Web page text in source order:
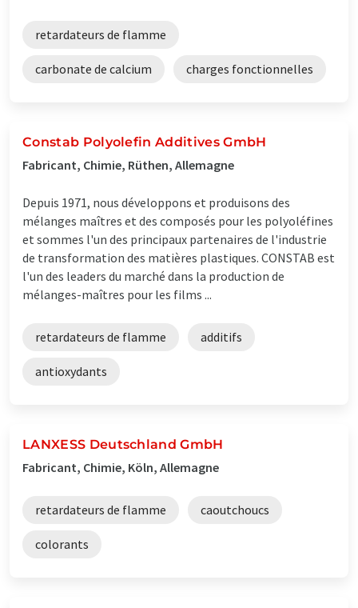
retardateurs de flamme
carbonate de calcium charges fonctionnelles
Constab Polyolefin Additives GmbH
Fabricant, Chimie, Rüthen, Allemagne
Depuis 1971, nous développons et produisons des
mélanges maîtres et des composés pour les polyoléfines
et sommes l'un des principaux partenaires de l'industrie
de transformation des matières plastiques. CONSTAB est
l'un des leaders du marché dans la production de
mélanges-maîtres pour les films ...
retardateurs de flamme additifs
antioxydants
LANXESS Deutschland GmbH
Fabricant, Chimie, Köln, Allemagne
retardateurs de flamme caoutchoucs
colorants